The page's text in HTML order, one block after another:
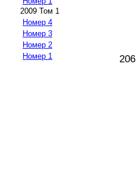
2009 Том 1
Номер 4
Номер 3
Номер 2
Номер 1